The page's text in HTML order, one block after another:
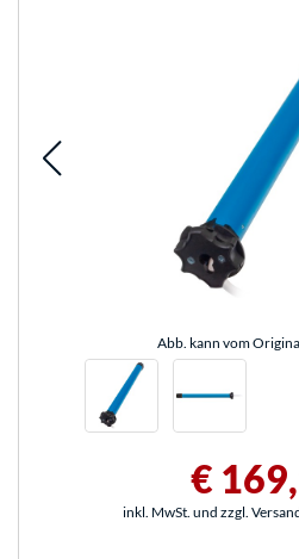
Abb. kann vom
€
inkl. MwSt. und zzgl.